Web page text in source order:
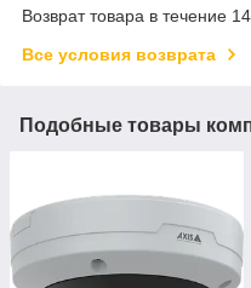
Возврат товара в течение
Все условия возврата
Подобные товары